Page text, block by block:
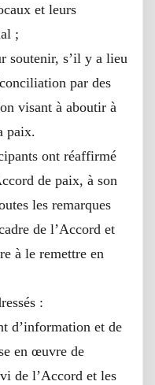
et leurs
;
soutenir, s’il y a lieu
par des
visant à aboutir à
paix.
ont réaffirmé
de paix, à son
les remarques
de l’Accord et
à le remettre en
:
d’information et de
en œuvre de
de l’Accord et les